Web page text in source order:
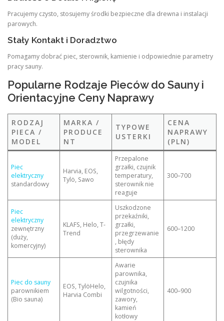
Pracujemy czysto, stosujemy środki bezpieczne dla drewna i instalacji
parowych.
Stały Kontakt i Doradztwo
Pomagamy dobrać piec, sterownik, kamienie i odpowiednie parametry
pracy sauny.
Popularne Rodzaje Pieców do Sauny i
Orientacyjne Ceny Naprawy
RODZAJ
PIECA /
MODEL
MARKA /
PRODUCE
NT
TYPOWE
USTERKI
CENA
NAPRAWY
(PLN)
Piec
elektryczny
standardowy
Harvia, EOS,
Tylö, Sawo
Przepalone
grzałki, czujnik
temperatury,
sterownik nie
reaguje
300–700
Piec
elektryczny
zewnętrzny
(duży,
komercyjny)
KLAFS, Helo, T-
Trend
Uszkodzone
przekaźniki,
grzałki,
przegrzewanie
, błędy
sterownika
600–1200
Piec do sauny
parownikiem
(Bio sauna)
EOS, TylöHelo,
Harvia Combi
Awarie
parownika,
czujnika
wilgotności,
zawory,
kamień
kotłowy
400–900